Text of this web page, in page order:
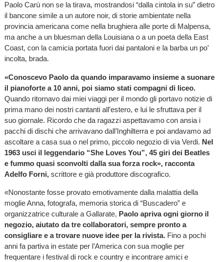
Paolo Carù non se la tirava, mostrandosi “dalla cintola in su” dietro
il bancone simile a un autore noir, di storie ambientate nella
provincia americana come nella brughiera alle porte di Malpensa,
ma anche a un bluesman della Louisiana o a un poeta della East
Coast, con la camicia portata fuori dai pantaloni e la barba un po’
incolta, brada.
«Conoscevo Paolo da quando imparavamo insieme a suonare
il pianoforte a 10 anni, poi siamo stati compagni di liceo.
Quando ritornavo dai miei viaggi per il mondo gli portavo notizie di
prima mano dei nostri cantanti all’estero, e lui le sfruttava per il
suo giornale. Ricordo che da ragazzi aspettavamo con ansia i
pacchi di dischi che arrivavano dall’Inghilterra e poi andavamo ad
ascoltare a casa sua o nel primo, piccolo negozio di via Verdi. Nel
1963 usci il leggendario “She Loves You”, 45 giri dei Beatles
e fummo quasi sconvolti dalla sua forza rock», racconta
Adelfo Forni,scrittore e già produttore discografico.
«Nonostante fosse provato emotivamente dalla malattia della
moglie Anna, fotografa, memoria storica di “Buscadero” e
organizzatrice culturale a Gallarate, Paolo apriva ogni giorno il
negozio, aiutato da tre collaboratori, sempre pronto a
consigliare e a trovare nuove idee per la rivista.Fino a pochi
anni fa partiva in estate per l’America con sua moglie per
frequentare i festival di rock e country e incontrare amici e